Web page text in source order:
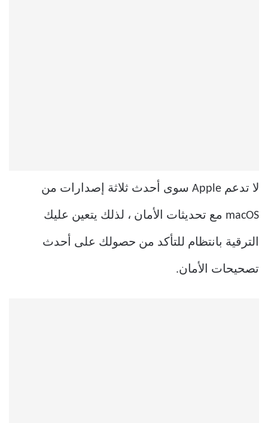
لا تدعم Apple سوى أحدث ثلاثة إصدارات من
macOS مع تحديثات الأمان ، لذلك يتعين عليك
الترقية بانتظام للتأكد من حصولك على أحدث
تصحيحات الأمان.